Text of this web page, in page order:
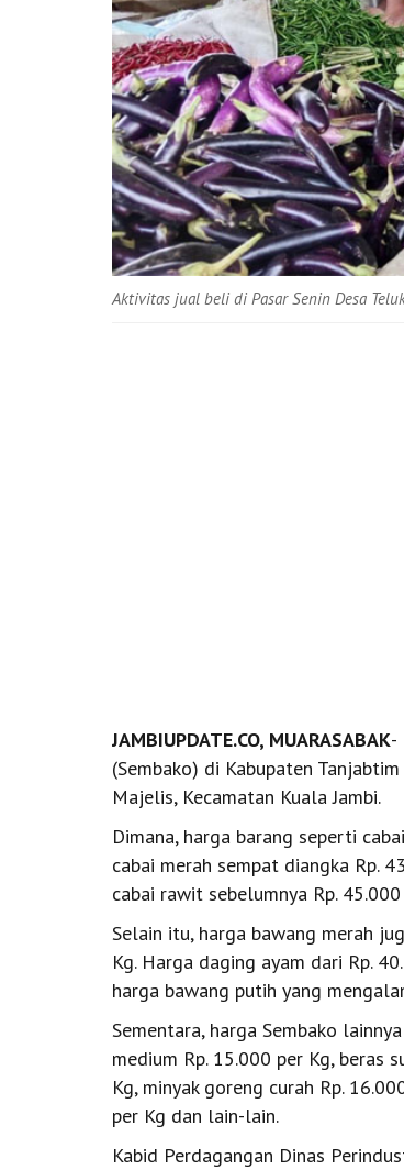
Aktivitas jual beli di Pasar Senin Desa
JAMBIUPDATE.CO, MUARASABAK-
(Sembako) di Kabupaten
Majelis, Kecamatan Kuala Jambi.
Dimana, harga barang seperti
cabai merah sempat diangka Rp.
cabai rawit sebelumnya Rp.
Selain itu, harga bawang merah
Kg. Harga daging ayam dari Rp.
harga bawang putih yang
Sementara, harga Sembako
medium Rp. 15.000 per Kg, beras
Kg, minyak goreng curah Rp.
per Kg dan lain-lain.
Kabid Perdagangan Dinas